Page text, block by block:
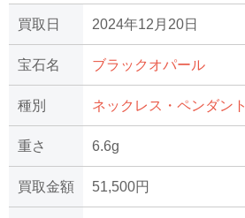
買取日 2024年12月20日
宝石名 ブラックオパール
種別 ネックレス・ペンダント
重さ 6.6g
買取金額 51,500円